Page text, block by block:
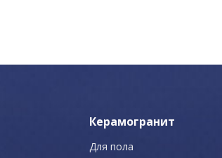
Керамогранит
Для пола